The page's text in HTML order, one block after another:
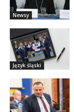
Newsy
Język śląski